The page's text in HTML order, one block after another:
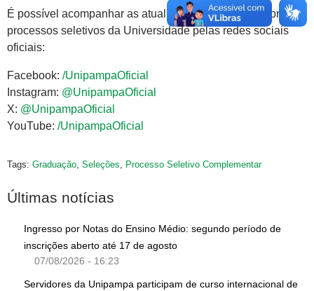
É possível acompanhar as atualizações e notícias sobre os
processos seletivos da Universidade pelas redes sociais
oficiais:
Facebook: /UnipampaOficial
Instagram: @UnipampaOficial
X: @UnipampaOficial
YouTube: /UnipampaOficial
Tags: Graduação, Seleções, Processo Seletivo Complementar
Últimas notícias
Ingresso por Notas do Ensino Médio: segundo período de
inscrições aberto até 17 de agosto
07/08/2026 - 16:23
Servidores da Unipampa participam de curso internacional de